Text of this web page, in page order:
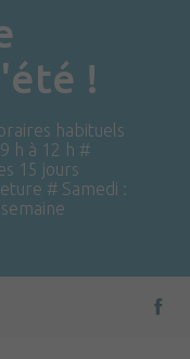
!
habituels
h à 12 h #
15 jours
# Samedi :